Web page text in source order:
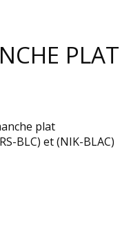
PLAT
plat
BLC) et (NIK-BLAC)